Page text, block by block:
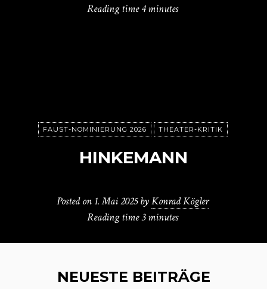
Reading time4 minutes
FAUST-NOMINIERUNG 2026 THEATER-KRITIK
HINKEMANN
Posted on 1. Mai 2025 byKonrad Kögler
Reading time3 minutes
NEUESTE BEITRÄGE